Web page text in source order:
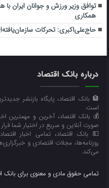
توافق وزیر ورزش و جوانان ایران با
همکاری
حاج‌علی‌اکبری: تحرکات
درباره بانک اقتصاد
🏦 بانک اقتصاد، پایگاه بازنشر
است.
💰 بانک اقتصاد، آخرین و مهمترین
صورت آنلاین و سریع در اختیار شما
💵 بانک اقتصاد، تمامی اخبار
روزنامه‌ها، مجلات اقتصادی و
می‌کند.
تمامی حقوق مادی و معنوی برای بانک